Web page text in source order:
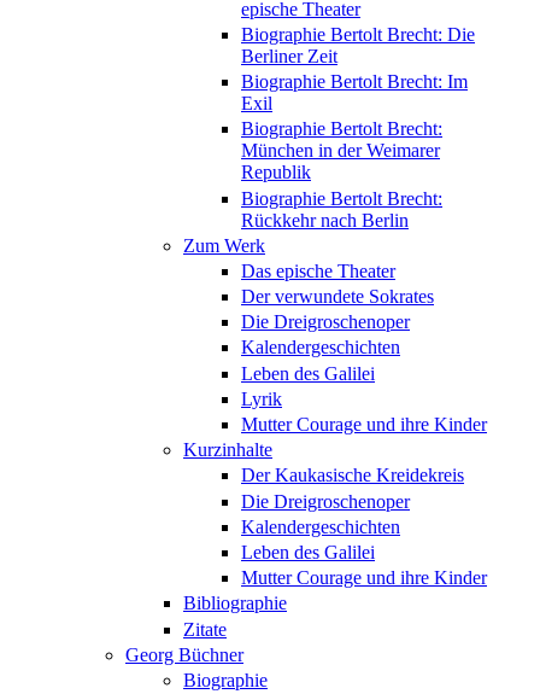
epische Theater
Biographie Bertolt Brecht: Die
Berliner Zeit
Biographie Bertolt Brecht: Im
Exil
Biographie Bertolt Brecht:
München in der Weimarer
Republik
Biographie Bertolt Brecht:
Rückkehr nach Berlin
Zum Werk
Das epische Theater
Der verwundete Sokrates
Die Dreigroschenoper
Kalendergeschichten
Leben des Galilei
Lyrik
Mutter Courage und ihre Kinder
Kurzinhalte
Der Kaukasische Kreidekreis
Die Dreigroschenoper
Kalendergeschichten
Leben des Galilei
Mutter Courage und ihre Kinder
Bibliographie
Zitate
Georg Büchner
Biographie